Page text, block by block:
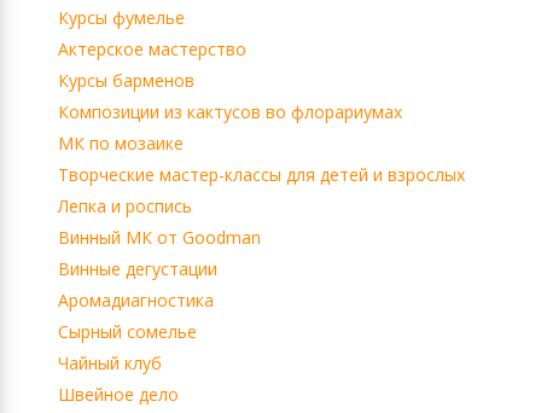
Курсы фумелье
Актерское мастерство
Курсы барменов
Композиции из кактусов во флорариумах
МК по мозаике
Творческие мастер-классы для детей и взрослых
Лепка и роспись
Винный МК от Goodman
Винные дегустации
Аромадиагностика
Сырный сомелье
Чайный клуб
Швейное дело